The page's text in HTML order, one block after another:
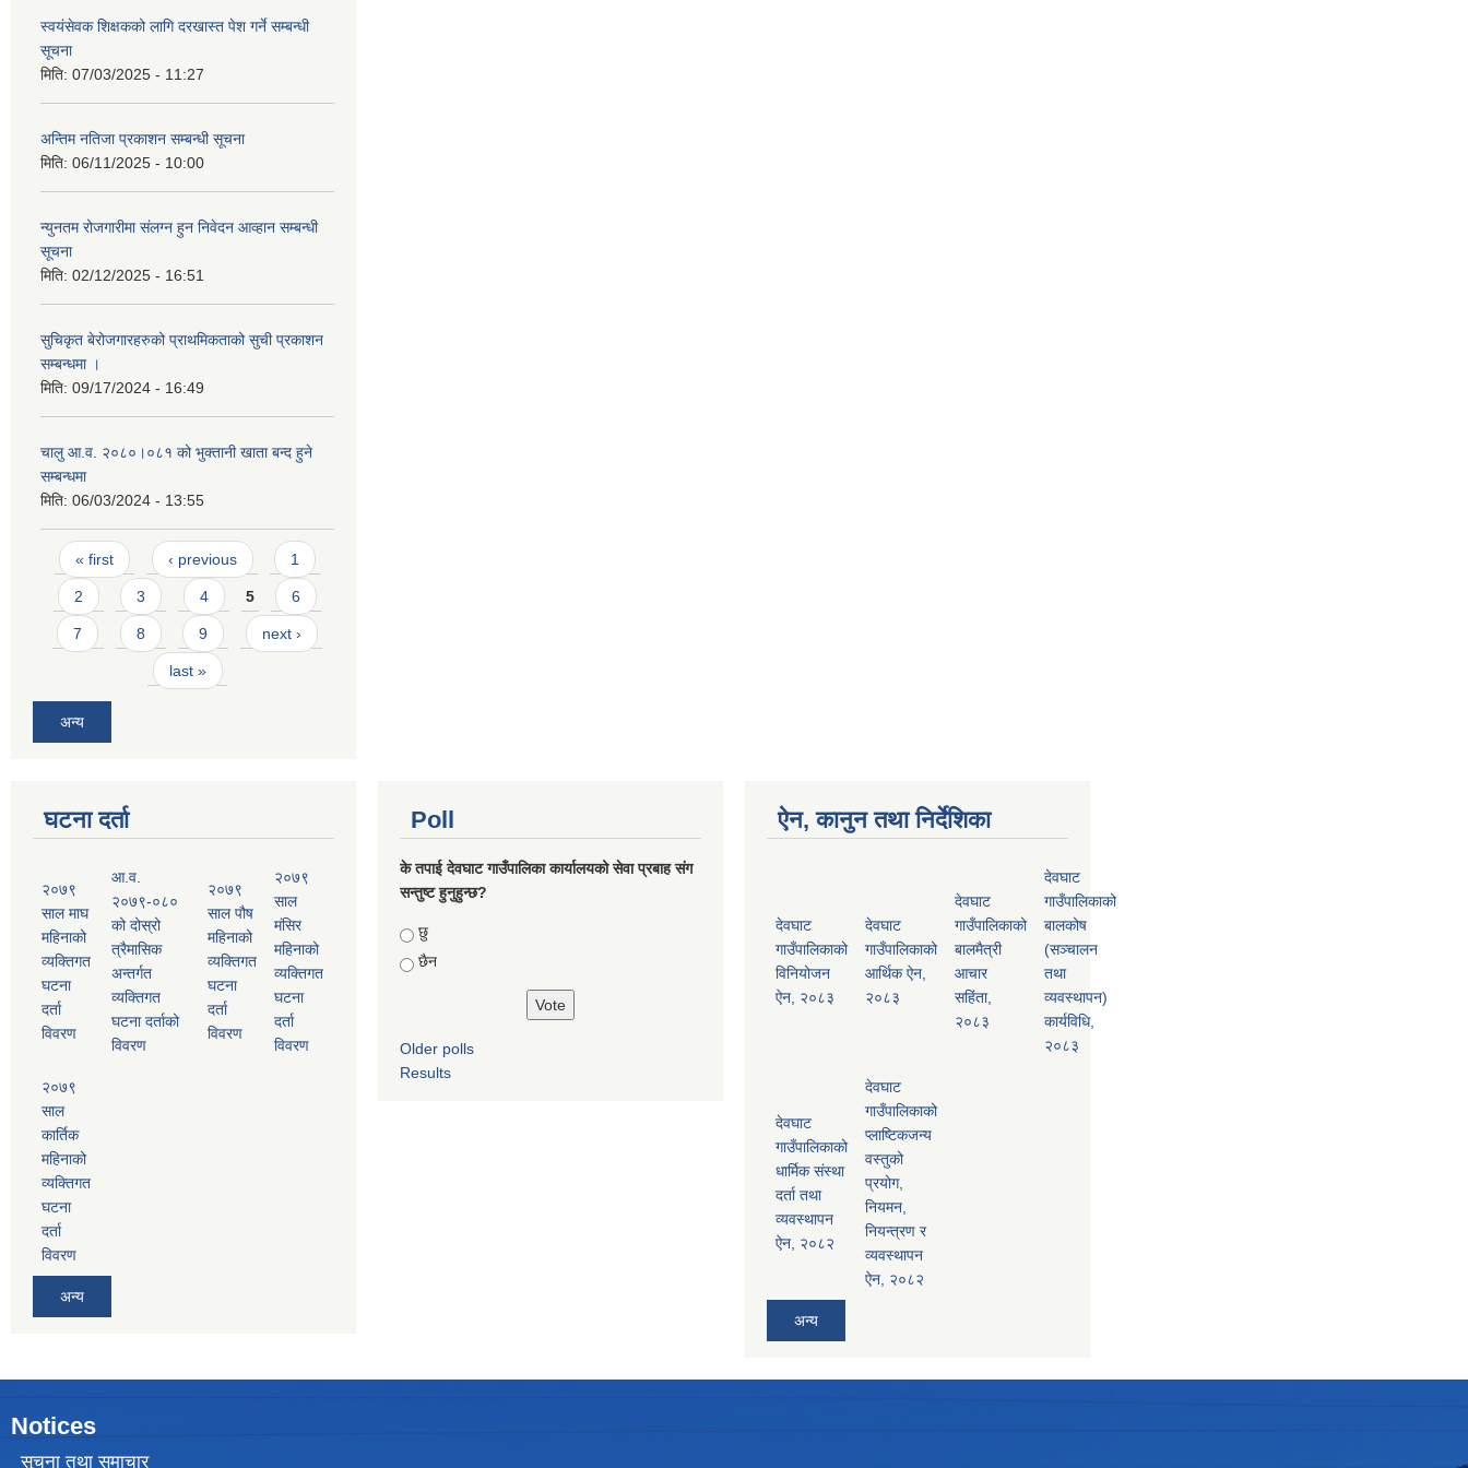
स्वयंसेवक शिक्षकको लागि दरखास्त पेश गर्ने सम्बन्धी
सूचना
मिति: 07/03/2025 - 11:27
अन्तिम नतिजा प्रकाशन सम्बन्धी सूचना
मिति: 06/11/2025 - 10:00
न्युनतम रोजगारीमा संलग्न हुन निवेदन आव्हान सम्बन्धी
सूचना
मिति: 02/12/2025 - 16:51
सुचिकृत बेरोजगारहरुको प्राथमिकताको सुची प्रकाशन
सम्बन्धमा ।
मिति: 09/17/2024 - 16:49
चालु आ.व. २०८०।०८१ को भुक्तानी खाता बन्द हुने
सम्बन्धमा
मिति: 06/03/2024 - 13:55
Pages
« first ‹ previous 1
2 3 4 5 6
7 8 9 next ›
last »
अन्य
घटना दर्ता
२०७९
साल माघ
महिनाको
व्यक्तिगत
घटना
दर्ता
विवरण
आ.व.
२०७९-०८०
को दोस्रो
त्रैमासिक
अन्तर्गत
व्यक्तिगत
घटना दर्ताको
विवरण
२०७९
साल पौष
महिनाको
व्यक्तिगत
घटना
दर्ता
विवरण
२०७९
साल
मंसिर
महिनाको
व्यक्तिगत
घटना
दर्ता
विवरण
२०७९
साल
कार्तिक
महिनाको
व्यक्तिगत
घटना
दर्ता
विवरण
अन्य
Poll
के तपाई देवघाट गाउँपालिका कार्यालयको सेवा प्रबाह संग
सन्तुष्ट हुनुहुन्छ?
Choices
छु
छैन
Older polls
Results
ऐन, कानुन तथा निर्देशिका
देवघाट
गाउँपालिकाको
विनियोजन
ऐन, २०८३
देवघाट
गाउँपालिकाको
आर्थिक ऐन,
२०८३
देवघाट
गाउँपालिकाको
बालमैत्री
आचार
सहिंता,
२०८३
देवघाट
गाउँपालिकाको
बालकोष
(सञ्चालन
तथा
व्यवस्थापन)
कार्यविधि,
२०८३
देवघाट
गाउँपालिकाको
धार्मिक संस्था
दर्ता तथा
व्यवस्थापन
ऐन, २०८२
देवघाट
गाउँपालिकाको
प्लाष्टिकजन्य
वस्तुको
प्रयोग,
नियमन,
नियन्त्रण र
व्यवस्थापन
ऐन, २०८२
अन्य
Notices
सूचना तथा समाचार